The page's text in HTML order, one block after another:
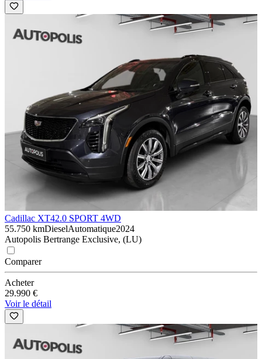
Cadillac XT42.0 SPORT 4WD
55.750 kmDieselAutomatique2024
Autopolis Bertrange Exclusive, (LU)
Comparer
Acheter
29.990 €
Voir le détail